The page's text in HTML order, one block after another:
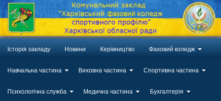
Історія закладу Новини Керівництво Фаховий коледж
Навчальна частина Виховна частина Спортивна частина
Психологічна служба Медична частина Бухгалтерія